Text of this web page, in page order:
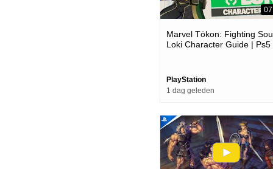
Marvel Tōkon: Fighting
Loki Character Guide | Ps5
PlayStation
1 dag geleden